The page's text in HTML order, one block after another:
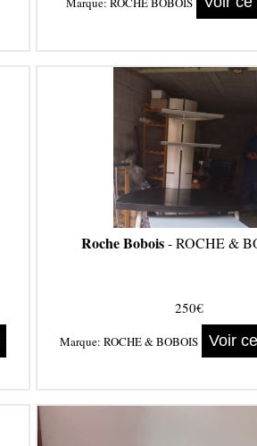
Roche Bobois- ROCHE &
250€
Marque: ROCHE & BOBOIS Voir